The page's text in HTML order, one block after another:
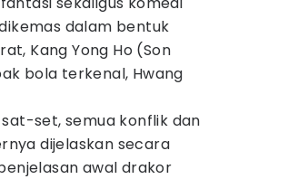
dalam bentuk
Kang Yong Ho (Son
bola terkenal, Hwang
set, semua konflik dan
dijelaskan secara
awal drakor